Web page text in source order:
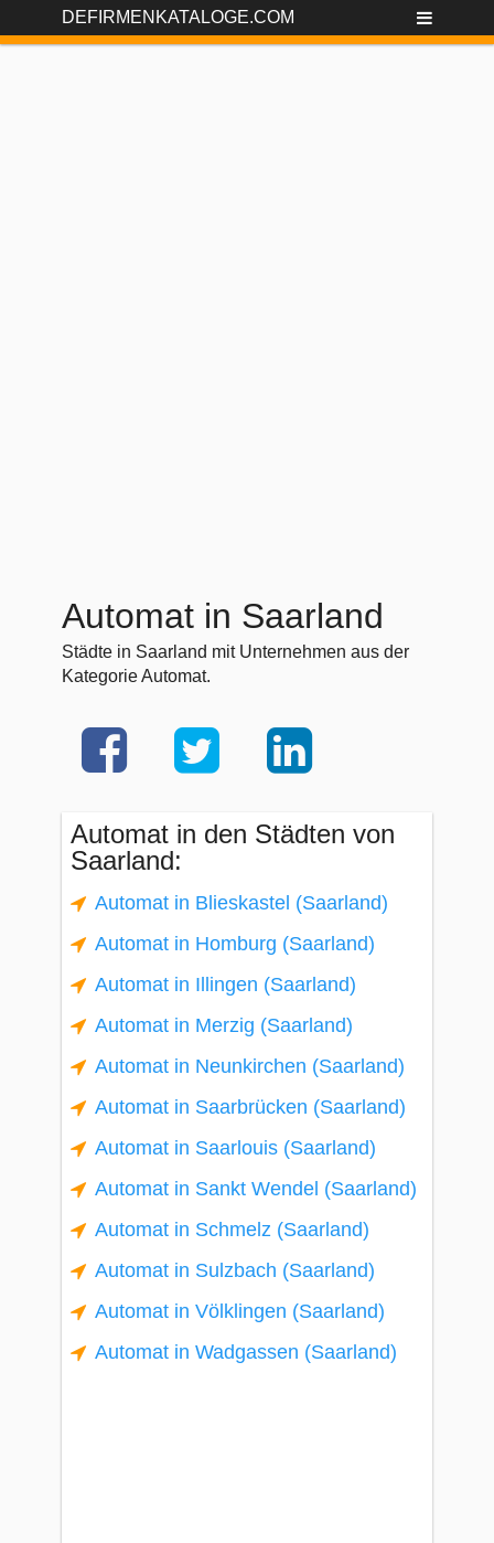
DEFIRMENKATALOGE.COM
Automat in Saarland
Städte in Saarland mit Unternehmen aus der
Kategorie Automat.
Automat in den Städten von
Saarland:
Automat in Blieskastel (Saarland)
Automat in Homburg (Saarland)
Automat in Illingen (Saarland)
Automat in Merzig (Saarland)
Automat in Neunkirchen (Saarland)
Automat in Saarbrücken (Saarland)
Automat in Saarlouis (Saarland)
Automat in Sankt Wendel (Saarland)
Automat in Schmelz (Saarland)
Automat in Sulzbach (Saarland)
Automat in Völklingen (Saarland)
Automat in Wadgassen (Saarland)